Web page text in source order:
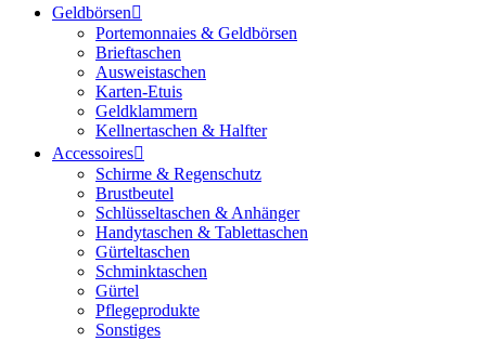
Geldbörsen
Portemonnaies & Geldbörsen
Brieftaschen
Ausweistaschen
Karten-Etuis
Geldklammern
Kellnertaschen & Halfter
Accessoires
Schirme & Regenschutz
Brustbeutel
Schlüsseltaschen & Anhänger
Handytaschen & Tablettaschen
Gürteltaschen
Schminktaschen
Gürtel
Pflegeprodukte
Sonstiges